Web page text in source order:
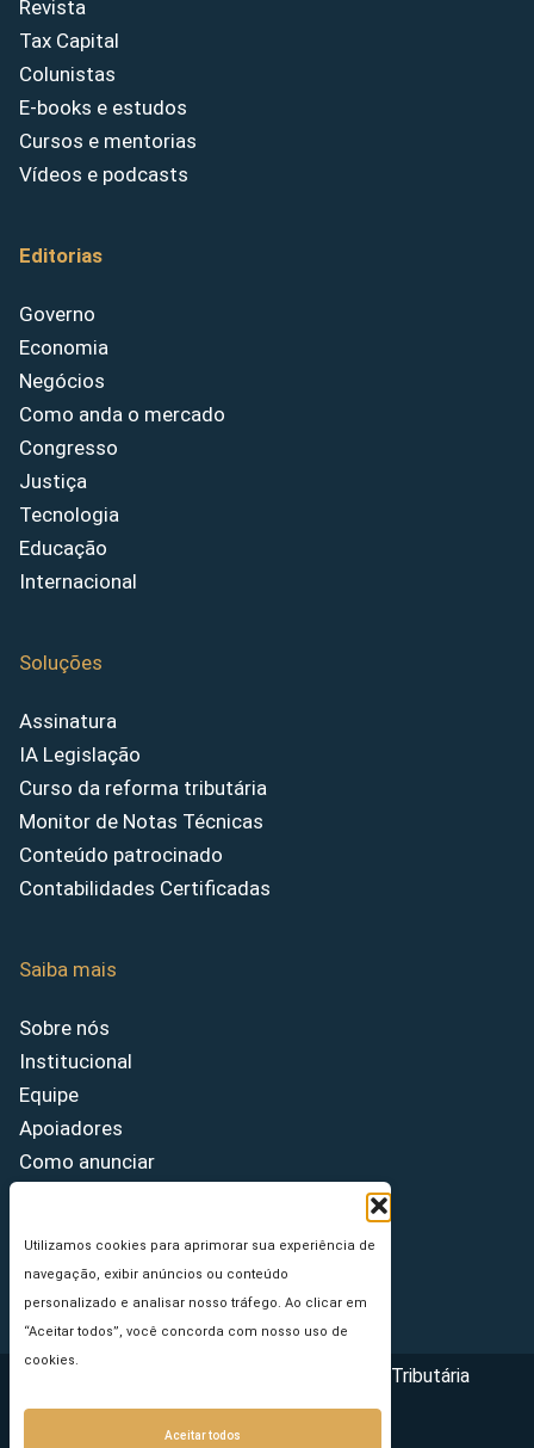
Utilizamos cookies para aprimorar sua experiência de
navegação, exibir anúncios ou conteúdo
personalizado e analisar nosso tráfego. Ao clicar em
“Aceitar todos”, você concorda com nosso uso de
cookies.
Aceitar todos
Revista
Tax Capital
Colunistas
E-books e estudos
Cursos e mentorias
Vídeos e podcasts
Editorias
Governo
Economia
Negócios
Como anda o mercado
Congresso
Justiça
Tecnologia
Educação
Internacional
Soluções
Assinatura
IA Legislação
Curso da reforma tributária
Monitor de Notas Técnicas
Conteúdo patrocinado
Contabilidades Certificadas
Saiba mais
Sobre nós
Institucional
Equipe
Apoiadores
Como anunciar
Princípios Editoriais
Copyright © 2026 - Portal da Reforma Tributária